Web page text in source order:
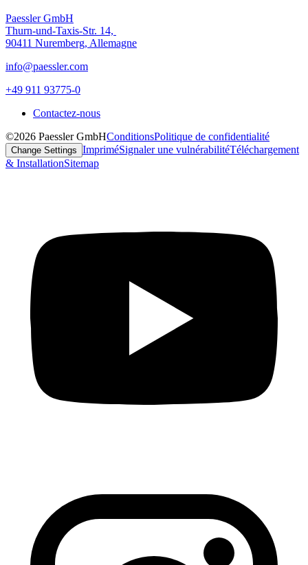
Paessler GmbH
Thurn-und-Taxis-Str. 14,
90411 Nuremberg, Allemagne
info@paessler.com
+49 911 93775-0
Contactez-nous
©2026 Paessler GmbHConditionsPolitique de confidentialité
Change Settings ImpriméSignaler une vulnérabilitéTéléchargement
& InstallationSitemap